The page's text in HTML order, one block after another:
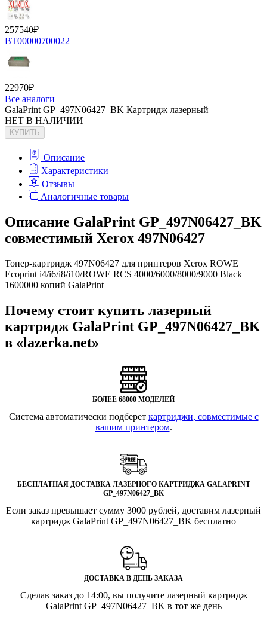
257540₽
BT00000700022
22970₽
Все аналоги
GalaPrint GP_497N06427_BK Картридж лазерный
НЕТ В НАЛИЧИИ
КУПИТЬ
Описание
Характеристики
Отзывы
Аналогичные товары
Описание GalaPrint GP_497N06427_BK
совместимый Xerox 497N06427
Тонер-картридж 497N06427 для принтеров Xerox ROWE
Ecoprint i4/i6/i8/i10/ROWE RCS 4000/6000/8000/9000 Black
1600000 копий GalaPrint
Почему стоит купить лазерный
картридж GalaPrint GP_497N06427_BK
в «lazerka.net»
БОЛЕЕ 68000 МОДЕЛЕЙ
Система автоматически подберет картриджи, совместимые с
вашим принтером.
БЕСПЛАТНАЯ ДОСТАВКА ЛАЗЕРНОГО КАРТРИДЖА GALAPRINT
GP_497N06427_BK
Если заказ превышает сумму 3000 рублей, доставим лазерный
картридж GalaPrint GP_497N06427_BK бесплатно
ДОСТАВКА В ДЕНЬ ЗАКАЗА
Сделав заказ до 14:00, вы получите лазерный картридж
GalaPrint GP_497N06427_BK в тот же день